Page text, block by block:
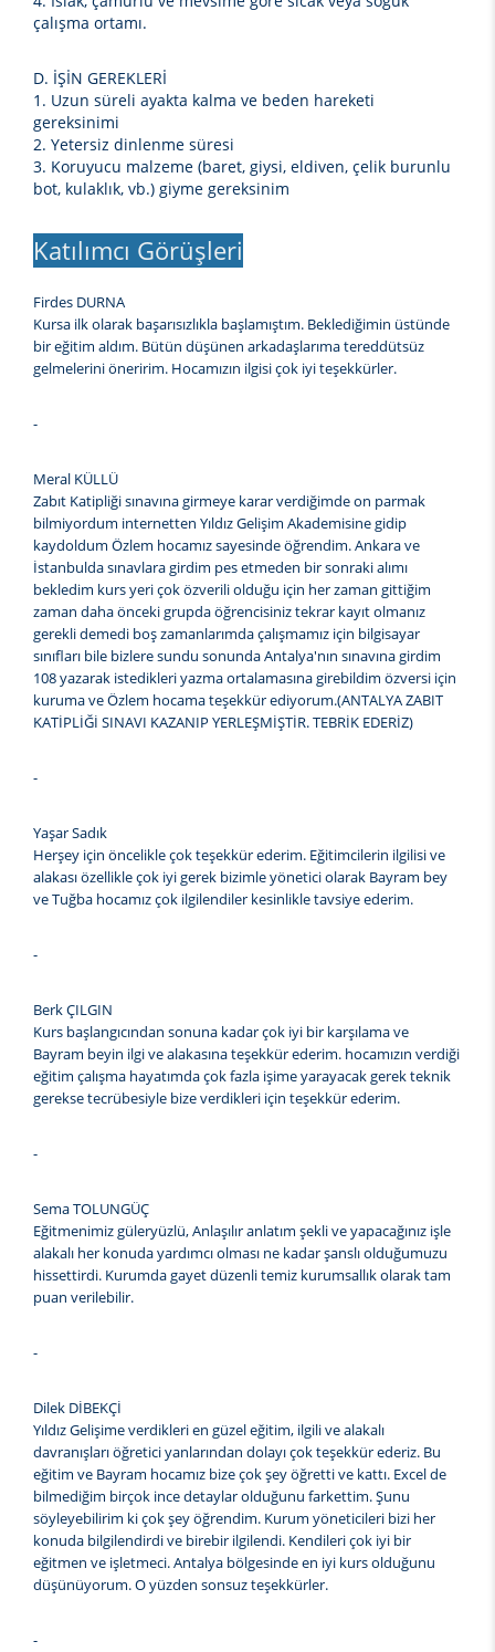
çalışma ortamı.
D. İŞİN GEREKLERİ
1. Uzun süreli ayakta kalma ve beden hareketi
gereksinimi
2. Yetersiz dinlenme süresi
3. Koruyucu malzeme (baret, giysi, eldiven, çelik burunlu
bot, kulaklık, vb.) giyme gereksinim
Katılımcı Görüşleri
Firdes DURNA
Kursa ilk olarak başarısızlıkla başlamıştım. Beklediğimin üstünde
bir eğitim aldım. Bütün düşünen arkadaşlarıma tereddütsüz
gelmelerini öneririm. Hocamızın ilgisi çok iyi teşekkürler.
-
Meral KÜLLÜ
Zabıt Katipliği sınavına girmeye karar verdiğimde on parmak
bilmiyordum internetten Yıldız Gelişim Akademisine gidip
kaydoldum Özlem hocamız sayesinde öğrendim. Ankara ve
İstanbulda sınavlara girdim pes etmeden bir sonraki alımı
bekledim kurs yeri çok özverili olduğu için her zaman gittiğim
zaman daha önceki grupda öğrencisiniz tekrar kayıt olmanız
gerekli demedi boş zamanlarımda çalışmamız için bilgisayar
sınıfları bile bizlere sundu sonunda Antalya'nın sınavına girdim
108 yazarak istedikleri yazma ortalamasına girebildim özversi için
kuruma ve Özlem hocama teşekkür ediyorum.(ANTALYA ZABIT
KATİPLİĞİ SINAVI KAZANIP YERLEŞMİŞTİR. TEBRİK EDERİZ)
-
Yaşar Sadık
Herşey için öncelikle çok teşekkür ederim. Eğitimcilerin ilgilisi ve
alakası özellikle çok iyi gerek bizimle yönetici olarak Bayram bey
ve Tuğba hocamız çok ilgilendiler kesinlikle tavsiye ederim.
-
Berk ÇILGIN
Kurs başlangıcından sonuna kadar çok iyi bir karşılama ve
Bayram beyin ilgi ve alakasına teşekkür ederim. hocamızın verdiği
eğitim çalışma hayatımda çok fazla işime yarayacak gerek teknik
gerekse tecrübesiyle bize verdikleri için teşekkür ederim.
-
Sema TOLUNGÜÇ
Eğitmenimiz güleryüzlü, Anlaşılır anlatım şekli ve yapacağınız işle
alakalı her konuda yardımcı olması ne kadar şanslı olduğumuzu
hissettirdi. Kurumda gayet düzenli temiz kurumsallık olarak tam
puan verilebilir.
-
Dilek DİBEKÇİ
Yıldız Gelişime verdikleri en güzel eğitim, ilgili ve alakalı
davranışları öğretici yanlarından dolayı çok teşekkür ederiz. Bu
eğitim ve Bayram hocamız bize çok şey öğretti ve kattı. Excel de
bilmediğim birçok ince detaylar olduğunu farkettim. Şunu
söyleyebilirim ki çok şey öğrendim. Kurum yöneticileri bizi her
konuda bilgilendirdi ve birebir ilgilendi. Kendileri çok iyi bir
eğitmen ve işletmeci. Antalya bölgesinde en iyi kurs olduğunu
düşünüyorum. O yüzden sonsuz teşekkürler.
-